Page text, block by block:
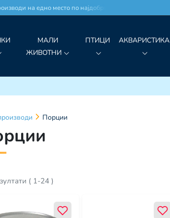
на едно место по најдобри цени!
МАЛИ
ЖИВОТНИ
ПТИЦИ АКВАРИСТИКА
Порции
( 1-24 )